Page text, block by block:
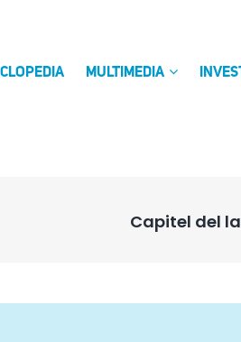
MULTIMEDIA
Capitel del